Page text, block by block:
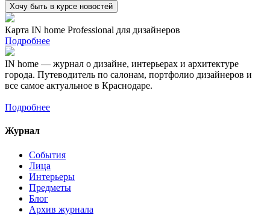
Карта IN home Professional для дизайнеров
Подробнее
IN home — журнал о дизайне, интерьерах и архитектуре
города. Путеводитель по салонам, портфолио дизайнеров и
все самое актуальное в Краснодаре.
Подробнее
Журнал
События
Лица
Интерьеры
Предметы
Блог
Архив журнала